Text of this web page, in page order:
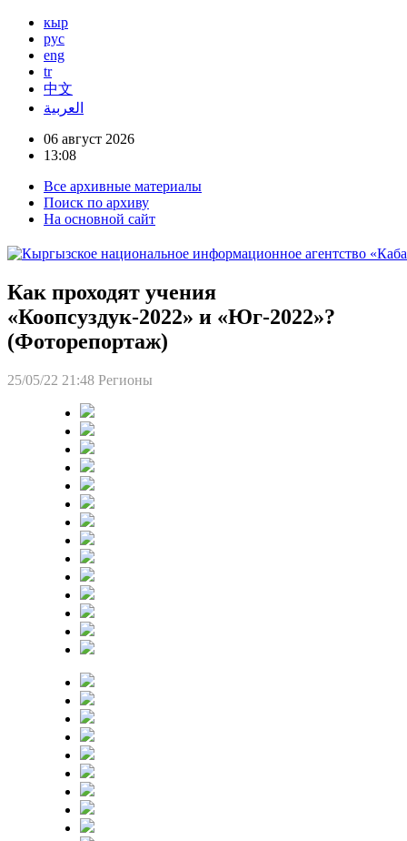
кыр
рус
eng
tr
中文
العربية
06 август 2026
13:08
Все архивные материалы
Поиск по архиву
На основной сайт
Как проходят учения
«Коопсуздук-2022» и «Юг-2022»?
(Фоторепортаж)
25/05/22 21:48 Регионы